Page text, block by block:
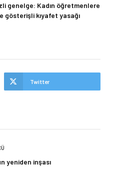
genelge: Kadın öğretmenlere
gösterişli kıyafet yasağı
Twitter
yeniden inşası